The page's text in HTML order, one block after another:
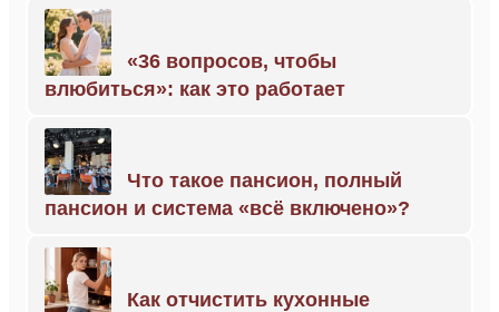
«36 вопросов, чтобы
влюбиться»: как это работает
Что такое пансион, полный
пансион и система «всё включено»?
Как отчистить кухонные